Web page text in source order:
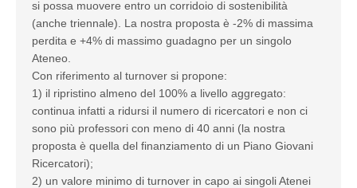
si possa muovere entro un corridoio di sostenibilità
(anche triennale). La nostra proposta è -2% di massima
perdita e +4% di massimo guadagno per un singolo
Ateneo.
Con riferimento al turnover si propone:
1) il ripristino almeno del 100% a livello aggregato:
continua infatti a ridursi il numero di ricercatori e non ci
sono più professori con meno di 40 anni (la nostra
proposta è quella del finanziamento di un Piano Giovani
Ricercatori);
2) un valore minimo di turnover in capo ai singoli Atenei